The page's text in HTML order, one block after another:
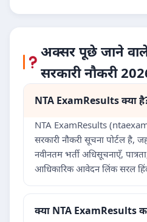
अक्सर पूछे जाने वाले
सरकारी नौकरी
NTA ExamResults क्या
NTA ExamResults
सरकारी नौकरी सूचना पोर्टल है,
नवीनतम भर्ती अधिसूचनाएँ,
आधिकारिक आवेदन लिंक सरल
क्या NTA ExamResults